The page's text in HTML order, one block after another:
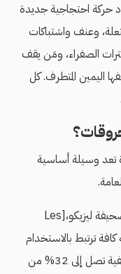
حركة احتجاجية جديدة
وعنف واشتباكات
الصفراء، ومَن يقف
اليمين المتطرف. كل
تعد وسيلة أساسية
يؤكد عالم الاجتماع بينوا كوكارد في مقابلة مع صحيفة ليزيكو،[Les
كافة ترتبط بالاستخدام
اليومي للسيارة. فنسبة العمال في المناطق الريفية تصل إلى 32% من